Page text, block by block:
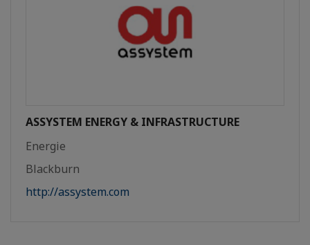
ASSYSTEM ENERGY & INFRASTRUCTURE
Energie
Blackburn
http://assystem.com